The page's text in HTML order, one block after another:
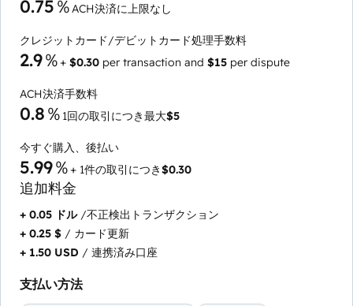
0.75％ACH決済に上限なし
クレジットカード/デビットカード処理手数料
2.9％+ $0.30 per transaction and $15 per dispute
ACH決済手数料
0.8％ 1回の取引につき最大$5
今すぐ購入、後払い
5.99％+ 1件の取引につき$0.30
追加料金
+ 0.05 ドル/不正検出トランザクション
+ 0.25 $ / カード更新
+ 1.50 USD / 連携済み口座
支払い方法